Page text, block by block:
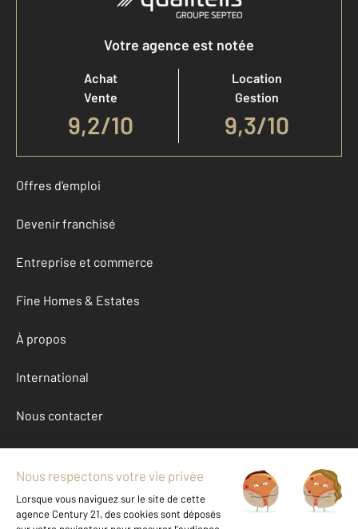
Votre agence est notée
Achat
Vente
9,2/10
Location
Gestion
9,3/10
Offres d'emploi
Devenir franchisé
Entreprise et commerce
Fine Homes & Estates
À propos
International
Nous contacter
Mentions légales & CGU et Barèmes d'honoraires
Données personnelles